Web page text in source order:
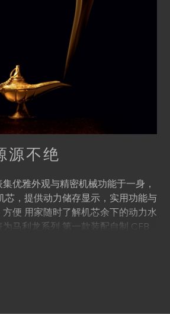
源不绝
优雅外观与精密机械功能于一身，
芯，提供动力储存显示，实用功能与
便 用家随时了解机芯余下的动力水
为马利龙系列 第一款装配自制 CFB